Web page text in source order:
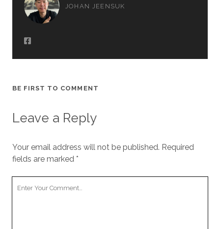
JOHAN JEENSUK
BE FIRST TO COMMENT
Leave a Reply
Your email address will not be published. Required
fields are marked *